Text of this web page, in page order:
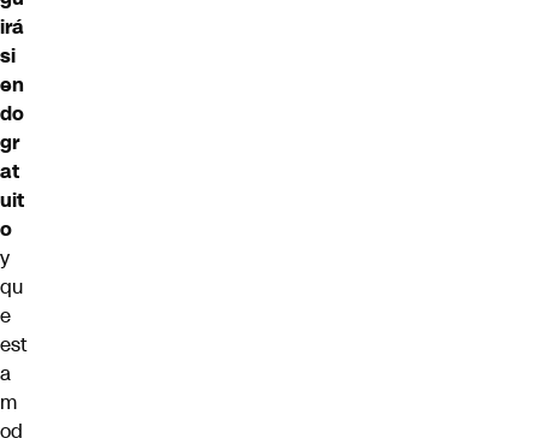
irá
si
en
do
gr
at
uit
o
y
qu
e
est
a
m
od